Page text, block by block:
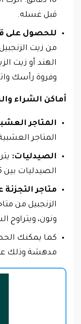
قبل غسله.
للحصول على
من زيت
الهند أو زيت
وفروة رأسك واتركه لمدة
أماكن الشراء
المتاجر
المتاجر العشبية بين 10 و 20
الصيدليات:
الصيدليات بين 15 و 25 ريال سعودي.
متاجر التجزئة
الزنجبيل من
ونون، ويتراوح السعر بين 20
كما يمكنك
مدهشة وذلك